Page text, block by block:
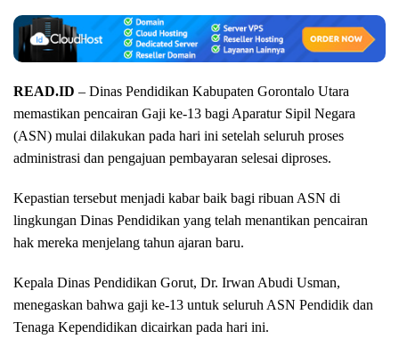
READ.ID – Dinas Pendidikan Kabupaten Gorontalo Utara
memastikan pencairan Gaji ke-13 bagi Aparatur Sipil Negara
(ASN) mulai dilakukan pada hari ini setelah seluruh proses
administrasi dan pengajuan pembayaran selesai diproses.
Kepastian tersebut menjadi kabar baik bagi ribuan ASN di
lingkungan Dinas Pendidikan yang telah menantikan pencairan
hak mereka menjelang tahun ajaran baru.
Kepala Dinas Pendidikan Gorut, Dr. Irwan Abudi Usman,
menegaskan bahwa gaji ke-13 untuk seluruh ASN Pendidik dan
Tenaga Kependidikan dicairkan pada hari ini.